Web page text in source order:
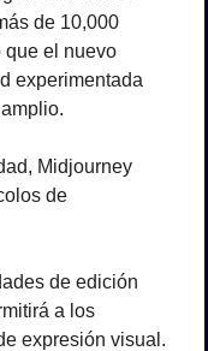
de 10,000
que el nuevo
experimentada
Midjourney
de
de edición
a los